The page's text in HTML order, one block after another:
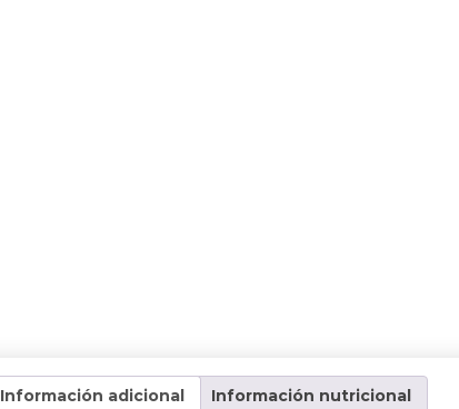
Información adicional Información nutricional